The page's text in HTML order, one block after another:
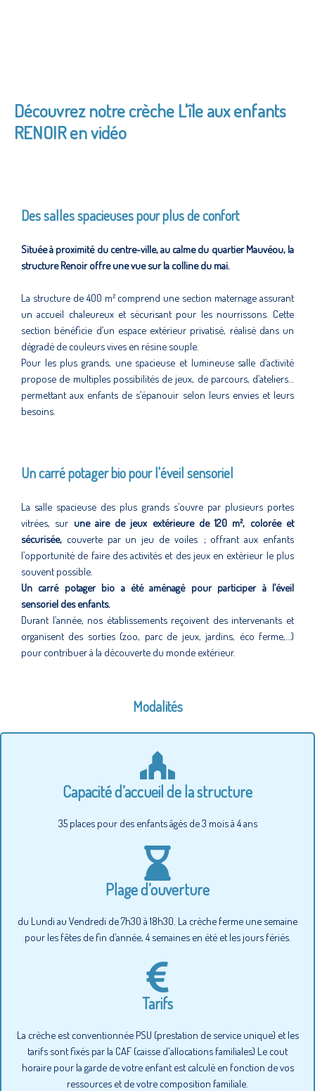
Découvrez notre crèche L'île aux enfants
RENOIR en vidéo
Des salles spacieuses pour plus de confort
Située à proximité du centre-ville, au calme du quartier Mauvéou, la
structure Renoir offre une vue sur la colline du mai.
La structure de 400 m² comprend une section maternage assurant
un accueil chaleureux et sécurisant pour les nourrissons. Cette
section bénéficie d’un espace extérieur privatisé, réalisé dans un
dégradé de couleurs vives en résine souple.
Pour les plus grands, une spacieuse et lumineuse salle d’activité
propose de multiples possibilités de jeux, de parcours, d’ateliers…
permettant aux enfants de s’épanouir selon leurs envies et leurs
besoins.
Un carré potager bio pour l'éveil sensoriel
La salle spacieuse des plus grands s’ouvre par plusieurs portes
vitrées, sur une aire de jeux extérieure de 120 m², colorée et
sécurisée, couverte par un jeu de voiles ; offrant aux enfants
l’opportunité de faire des activités et des jeux en extérieur le plus
souvent possible.
Un carré potager bio a été aménagé pour participer à l’éveil
sensoriel des enfants.
Durant l’année, nos établissements reçoivent des intervenants et
organisent des sorties (zoo, parc de jeux, jardins, éco ferme,…)
pour contribuer à la découverte du monde extérieur.
Modalités
Capacité d’accueil de la structure
35 places pour des enfants âgés de 3 mois à 4 ans
Plage d’ouverture
du Lundi au Vendredi de 7h30 à 18h30. La crèche ferme une semaine
pour les fêtes de fin d’année, 4 semaines en été et les jours fériés.
Tarifs
La crèche est conventionnée PSU (prestation de service unique) et les
tarifs sont fixés par la CAF (caisse d'allocations familiales) Le cout
horaire pour la garde de votre enfant est calculé en fonction de vos
ressources et de votre composition familiale.